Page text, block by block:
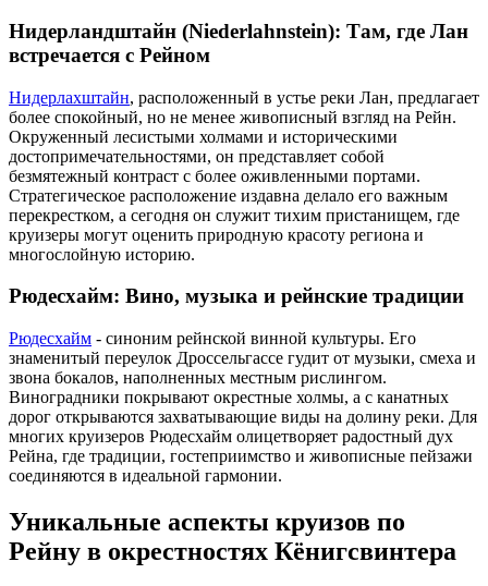
Нидерландштайн (Niederlahnstein): Там, где Лан
встречается с Рейном
Нидерлахштайн, расположенный в устье реки Лан, предлагает
более спокойный, но не менее живописный взгляд на Рейн.
Окруженный лесистыми холмами и историческими
достопримечательностями, он представляет собой
безмятежный контраст с более оживленными портами.
Стратегическое расположение издавна делало его важным
перекрестком, а сегодня он служит тихим пристанищем, где
круизеры могут оценить природную красоту региона и
многослойную историю.
Рюдесхайм: Вино, музыка и рейнские традиции
Рюдесхайм - синоним рейнской винной культуры. Его
знаменитый переулок Дроссельгассе гудит от музыки, смеха и
звона бокалов, наполненных местным рислингом.
Виноградники покрывают окрестные холмы, а с канатных
дорог открываются захватывающие виды на долину реки. Для
многих круизеров Рюдесхайм олицетворяет радостный дух
Рейна, где традиции, гостеприимство и живописные пейзажи
соединяются в идеальной гармонии.
Уникальные аспекты круизов по
Рейну в окрестностях Кёнигсвинтера